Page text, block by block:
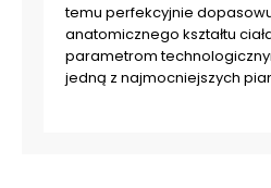
temu perfekcyjnie
anatomicznego kształtu
parametrom
jedną z najmocniejszych